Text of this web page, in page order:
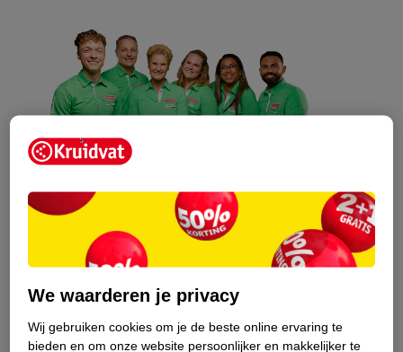
Kruidvat is een erkend specialist in
zelfzorg, ook online. Wat je
gezondheidsvraag ook is, stel hem aan
Stel je gezondheidsvraag
We waarderen je privacy
Wij gebruiken cookies om je de beste online ervaring te
bieden en om onze website persoonlijker en makkelijker te